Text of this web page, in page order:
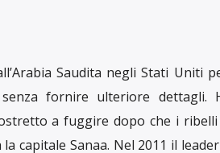
Saudita negli Stati Uniti
fornire ulteriore dettagli.
a fuggire dopo che i
capitale Sanaa. Nel 2011 il